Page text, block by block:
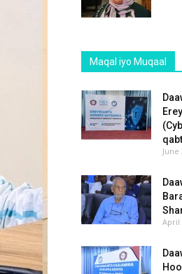
Maqal iyo Muqaal
June
April